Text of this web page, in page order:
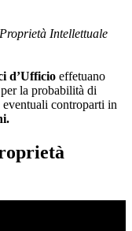
Intellettuale
d’Ufficio effetuano
la probabilità di
controparti in